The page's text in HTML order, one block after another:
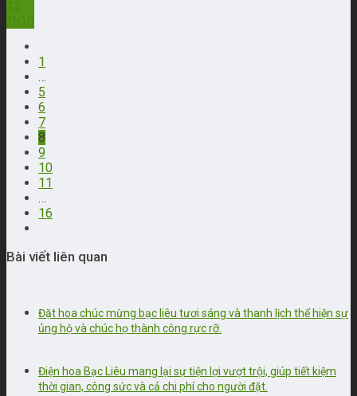
1
…
5
6
7
8
9
10
11
…
16
Bài viết liên quan
Đặt hoa chúc mừng bạc liêu tươi sáng và thanh lịch thể hiện sự
ủng hộ và chúc họ thành công rực rỡ.
Điện hoa Bạc Liêu mang lại sự tiện lợi vượt trội, giúp tiết kiệm
thời gian, công sức và cả chi phí cho người đặt.